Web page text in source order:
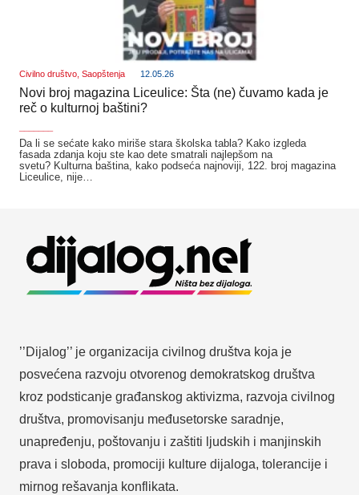
Civilno društvo, Saopštenja 12.05.26
Novi broj magazina Liceulice: Šta (ne) čuvamo kada je
reč o kulturnoj baštini?
Da li se sećate kako miriše stara školska tabla? Kako izgleda
fasada zdanja koju ste kao dete smatrali najlepšom na
svetu? Kulturna baština, kako podseća najnoviji, 122. broj magazina
Liceulice, nije…
’’Dijalog’’ je organizacija civilnog društva koja je
posvećena razvoju otvorenog demokratskog društva
kroz podsticanje građanskog aktivizma, razvoja civilnog
društva, promovisanju međusetorske saradnje,
unapređenju, poštovanju i zaštiti ljudskih i manjinskih
prava i sloboda, promociji kulture dijaloga, tolerancije i
mirnog rešavanja konflikata.